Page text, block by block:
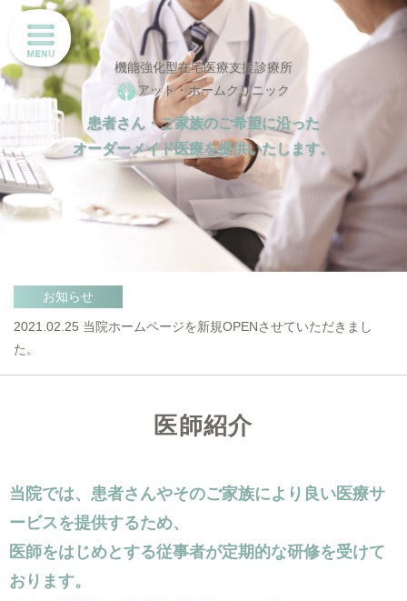
機能強化型在宅医療支援診療所
アット・ホームクリニック
患者さん・ご家族のご希望に沿った
オーダーメイド医療を提供いたします。
お知らせ
2021.02.25 当院ホームページを新規OPENさせていただきまし
た。
医師紹介
当院では、患者さんやそのご家族により良い医療サ
ービスを提供するため、
医師をはじめとする従事者が定期的な研修を受けて
おります。